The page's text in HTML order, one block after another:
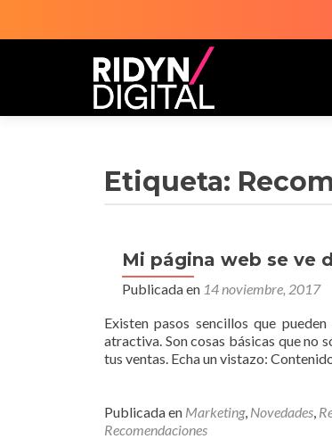
Etiqueta:
Mi página web se ve
Publicada en 14 noviembre, 2017
Existen pasos sencillos que
atractiva. Son cosas básicas que no
tus ventas. Echa un vistazo:
Publicada en Marketing, Novedades,
Recomendaciones